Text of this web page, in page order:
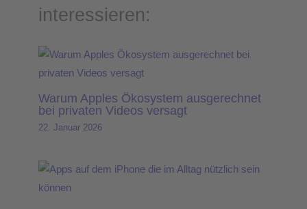
interessieren:
Warum Apples Ökosystem ausgerechnet
bei privaten Videos versagt
22. Januar 2026